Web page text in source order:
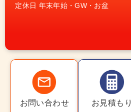
定休日 年末年始・GW・お盆
お問い合わせ お見積もり